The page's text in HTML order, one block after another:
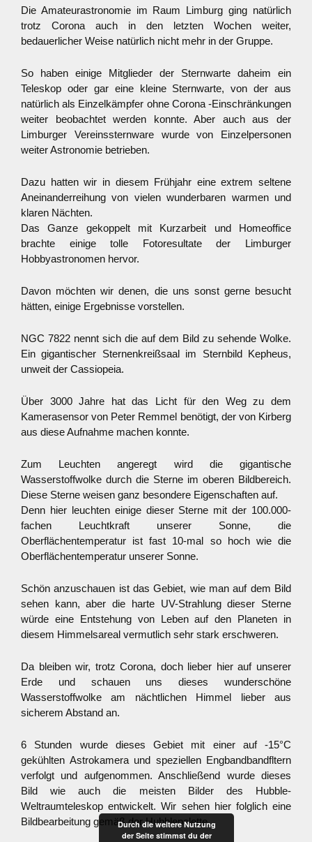
Die Amateurastronomie im Raum Limburg ging natürlich
trotz Corona auch in den letzten Wochen weiter,
bedauerlicher Weise natürlich nicht mehr in der Gruppe.
So haben einige Mitglieder der Sternwarte daheim ein
Teleskop oder gar eine kleine Sternwarte, von der aus
natürlich als Einzelkämpfer ohne Corona -Einschränkungen
weiter beobachtet werden konnte. Aber auch aus der
Limburger Vereinssternware wurde von Einzelpersonen
weiter Astronomie betrieben.
Dazu hatten wir in diesem Frühjahr eine extrem seltene
Aneinanderreihung von vielen wunderbaren warmen und
klaren Nächten.
Das Ganze gekoppelt mit Kurzarbeit und Homeoffice
brachte einige tolle Fotoresultate der Limburger
Hobbyastronomen hervor.
Davon möchten wir denen, die uns sonst gerne besucht
hätten, einige Ergebnisse vorstellen.
NGC 7822 nennt sich die auf dem Bild zu sehende Wolke.
Ein gigantischer Sternenkreißsaal im Sternbild Kepheus,
unweit der Cassiopeia.
Über 3000 Jahre hat das Licht für den Weg zu dem
Kamerasensor von Peter Remmel benötigt, der von Kirberg
aus diese Aufnahme machen konnte.
Zum Leuchten angeregt wird die gigantische
Wasserstoffwolke durch die Sterne im oberen Bildbereich.
Diese Sterne weisen ganz besondere Eigenschaften auf.
Denn hier leuchten einige dieser Sterne mit der 100.000-
fachen Leuchtkraft unserer Sonne, die
Oberflächentemperatur ist fast 10-mal so hoch wie die
Oberflächentemperatur unserer Sonne.
Schön anzuschauen ist das Gebiet, wie man auf dem Bild
sehen kann, aber die harte UV-Strahlung dieser Sterne
würde eine Entstehung von Leben auf den Planeten in
diesem Himmelsareal vermutlich sehr stark erschweren.
Da bleiben wir, trotz Corona, doch lieber hier auf unserer
Erde und schauen uns dieses wunderschöne
Wasserstoffwolke am nächtlichen Himmel lieber aus
sicherem Abstand an.
6 Stunden wurde dieses Gebiet mit einer auf -15°C
gekühlten Astrokamera und speziellen Engbandbandfltern
verfolgt und aufgenommen. Anschließend wurde dieses
Bild wie auch die meisten Bilder des Hubble-
Weltraumteleskop entwickelt. Wir sehen hier folglich eine
Bildbearbeitung gemäß der Hubblepalette.
Durch die weitere Nutzung
der Seite stimmst du der